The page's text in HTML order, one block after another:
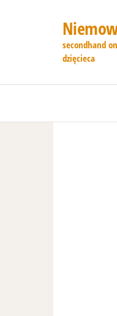
secondhand
dzięcieca